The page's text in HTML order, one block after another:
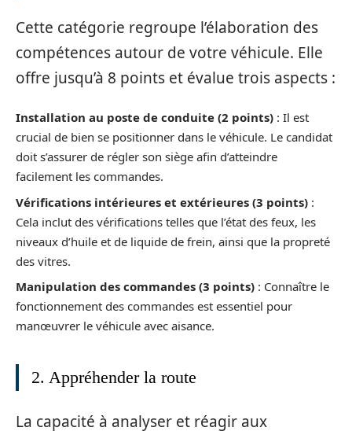
Cette catégorie regroupe l’élaboration des
compétences autour de votre véhicule. Elle
offre jusqu’à 8 points et évalue trois aspects :
Installation au poste de conduite (2 points) : Il est
crucial de bien se positionner dans le véhicule. Le candidat
doit s’assurer de régler son siège afin d’atteindre
facilement les commandes.
Vérifications intérieures et extérieures (3 points) :
Cela inclut des vérifications telles que l’état des feux, les
niveaux d’huile et de liquide de frein, ainsi que la propreté
des vitres.
Manipulation des commandes (3 points) : Connaître le
fonctionnement des commandes est essentiel pour
manœuvrer le véhicule avec aisance.
2. Appréhender la route
La capacité à analyser et réagir aux